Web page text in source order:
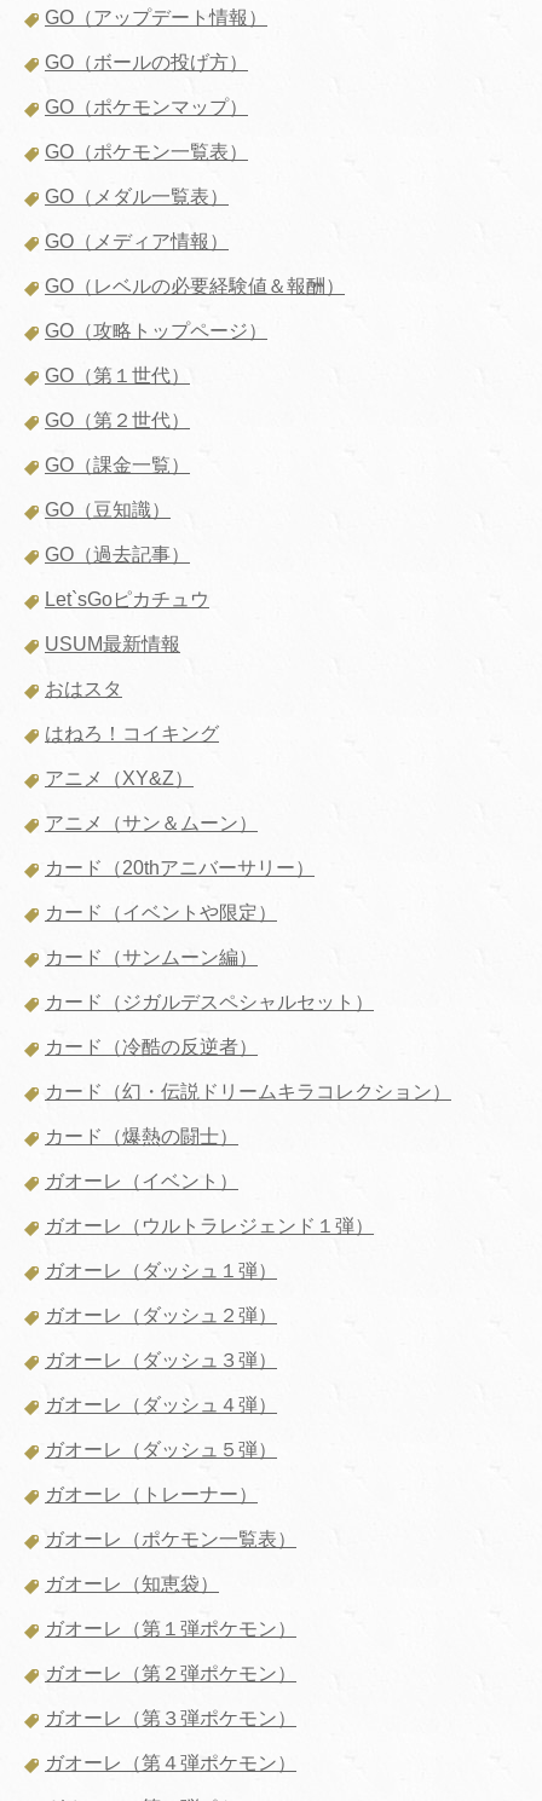
GO（アップデート情報）
GO（ボールの投げ方）
GO（ポケモンマップ）
GO（ポケモン一覧表）
GO（メダル一覧表）
GO（メディア情報）
GO（レベルの必要経験値＆報酬）
GO（攻略トップページ）
GO（第１世代）
GO（第２世代）
GO（課金一覧）
GO（豆知識）
GO（過去記事）
Let`sGoピカチュウ
USUM最新情報
おはスタ
はねろ！コイキング
アニメ（XY&Z）
アニメ（サン＆ムーン）
カード（20thアニバーサリー）
カード（イベントや限定）
カード（サンムーン編）
カード（ジガルデスペシャルセット）
カード（冷酷の反逆者）
カード（幻・伝説ドリームキラコレクション）
カード（爆熱の闘士）
ガオーレ（イベント）
ガオーレ（ウルトラレジェンド１弾）
ガオーレ（ダッシュ１弾）
ガオーレ（ダッシュ２弾）
ガオーレ（ダッシュ３弾）
ガオーレ（ダッシュ４弾）
ガオーレ（ダッシュ５弾）
ガオーレ（トレーナー）
ガオーレ（ポケモン一覧表）
ガオーレ（知恵袋）
ガオーレ（第１弾ポケモン）
ガオーレ（第２弾ポケモン）
ガオーレ（第３弾ポケモン）
ガオーレ（第４弾ポケモン）